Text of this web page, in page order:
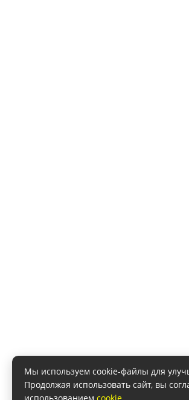
Мы используем cookie-файлы для
Продолжая использовать сайт, вы